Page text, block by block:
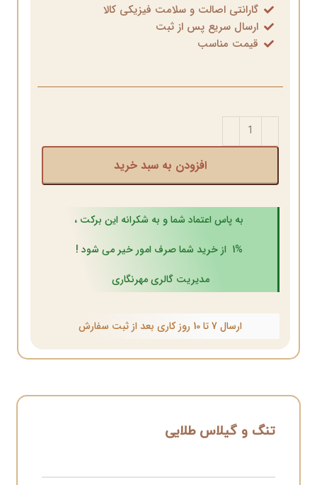
گارانتی اصالت و سلامت فیزیکی کالا
ارسال سریع پس از ثبت
قیمت مناسب
افزودن به سبد خرید
به پاس اعتماد شما و به شکرانه این برکت ،
1% از خرید شما صرف امور خیر می شود !
مدیریت گالری مهرنگاری
ارسال 7 تا 10 روز کاری بعد از ثبت سفارش
تنگ و گیلاس طلایی